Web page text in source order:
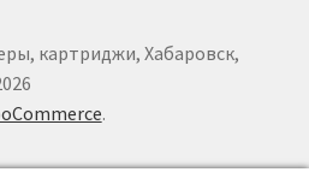
картриджи, Хабаровск,
.